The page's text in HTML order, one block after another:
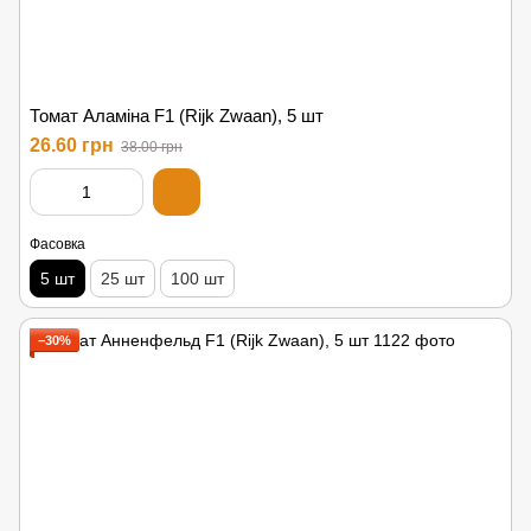
Томат Аламіна F1 (Rijk Zwaan), 5 шт
26.60 грн 38.00 грн
Фасовка
5 шт 25 шт 100 шт
−30%